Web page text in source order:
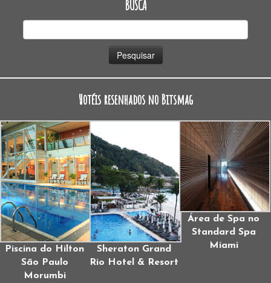
BUSCA
Hotéis resenhados no Bitsmag
Piscina do Hilton
São Paulo
Morumbi
Sheraton Grand
Rio Hotel & Resort
Área de Spa no
Standard Spa
Miami